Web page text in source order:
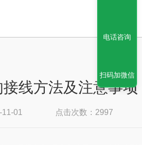
线方法及注意事项
11-01 点击次数：2997
电话咨询
扫码加微信